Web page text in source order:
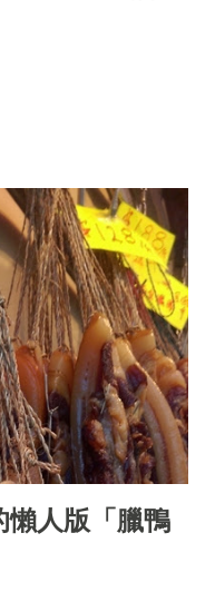
懶人版「臘鴨